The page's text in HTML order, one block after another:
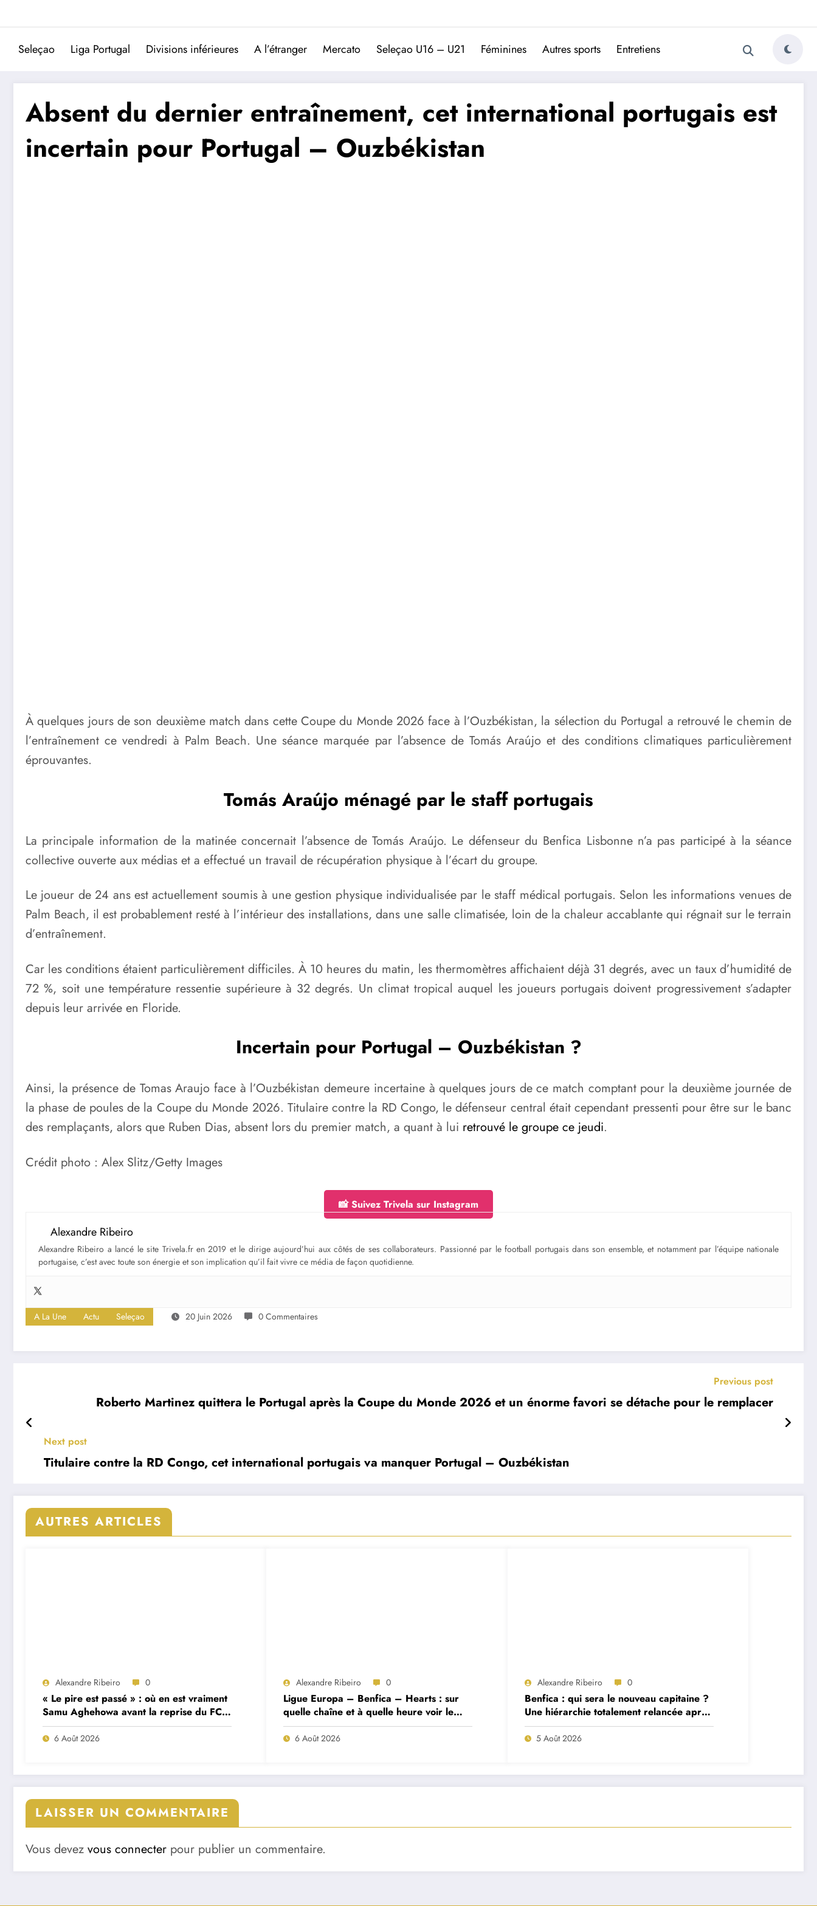
Trivela
L'actualité du football portugais
Seleçao Liga Portugal Divisions inférieures A l’étranger Mercato Seleçao U16 – U21 Féminines Autres sports Entretiens
Absent du dernier entraînement, cet international portugais est
incertain pour Portugal – Ouzbékistan
À quelques jours de son deuxième match dans cette Coupe du Monde 2026 face à l’Ouzbékistan, la sélection du Portugal a retrouvé le chemin de
l’entraînement ce vendredi à Palm Beach. Une séance marquée par l’absence de Tomás Araújo et des conditions climatiques particulièrement
éprouvantes.
Tomás Araújo ménagé par le staff portugais
La principale information de la matinée concernait l’absence de Tomás Araújo. Le défenseur du Benfica Lisbonne n’a pas participé à la séance
collective ouverte aux médias et a effectué un travail de récupération physique à l’écart du groupe.
Le joueur de 24 ans est actuellement soumis à une gestion physique individualisée par le staff médical portugais. Selon les informations venues de
Palm Beach, il est probablement resté à l’intérieur des installations, dans une salle climatisée, loin de la chaleur accablante qui régnait sur le terrain
d’entraînement.
Car les conditions étaient particulièrement difficiles. À 10 heures du matin, les thermomètres affichaient déjà 31 degrés, avec un taux d’humidité de
72 %, soit une température ressentie supérieure à 32 degrés. Un climat tropical auquel les joueurs portugais doivent progressivement s’adapter
depuis leur arrivée en Floride.
Incertain pour Portugal – Ouzbékistan ?
Ainsi, la présence de Tomas Araujo face à l’Ouzbékistan demeure incertaine à quelques jours de ce match comptant pour la deuxième journée de
la phase de poules de la Coupe du Monde 2026. Titulaire contre la RD Congo, le défenseur central était cependant pressenti pour être sur le banc
des remplaçants, alors que Ruben Dias, absent lors du premier match, a quant à lui retrouvé le groupe ce jeudi.
Crédit photo : Alex Slitz/Getty Images
📸 Suivez Trivela sur Instagram
Alexandre Ribeiro
Alexandre Ribeiro a lancé le site Trivela.fr en 2019 et le dirige aujourd’hui aux côtés de ses collaborateurs. Passionné par le football portugais dans son ensemble, et notamment par l’équipe nationale
portugaise, c’est avec toute son énergie et son implication qu’il fait vivre ce média de façon quotidienne.
A La Une Actu Seleçao 20 Juin 2026 0 Commentaires
Previous post
Roberto Martinez quittera le Portugal après la Coupe du Monde 2026 et un énorme favori se détache pour le remplacer
Next post
Titulaire contre la RD Congo, cet international portugais va manquer Portugal – Ouzbékistan
AUTRES ARTICLES
Alexandre Ribeiro 0
« Le pire est passé » : où en est vraiment
Samu Aghehowa avant la reprise du FC
Porto ?
6 Août 2026
Alexandre Ribeiro 0
Ligue Europa – Benfica – Hearts : sur
quelle chaîne et à quelle heure voir le
match ?
6 Août 2026
Alexandre Ribeiro 0
Benfica : qui sera le nouveau capitaine ?
Une hiérarchie totalement relancée après
deux départs majeurs
5 Août 2026
LAISSER UN COMMENTAIRE
Vous devez vous connecter pour publier un commentaire.